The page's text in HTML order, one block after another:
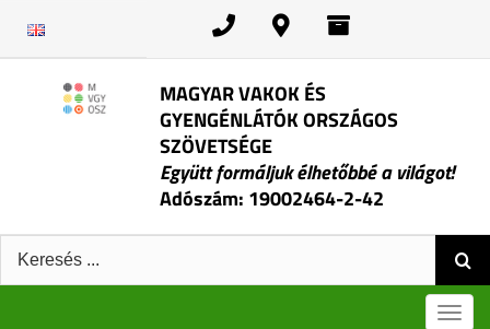
MAGYAR VAKOK ÉS
GYENGÉNLÁTÓK ORSZÁGOS
SZÖVETSÉGE
Együtt formáljuk élhetőbbé a világot!
Adószám: 19002464-2-42
Keresés: